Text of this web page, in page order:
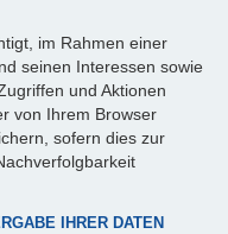
im Rahmen einer
seinen Interessen sowie
und Aktionen
von Ihrem Browser
sofern dies zur
IHRER DATEN